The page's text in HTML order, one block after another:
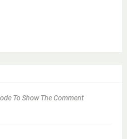
To Show The Comment